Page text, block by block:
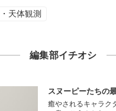
天体観測
編集部イチオシ
スヌーピーたちの
癒やされるキャラク